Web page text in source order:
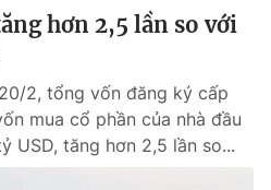
hơn 2,5 lần so với
2, tổng vốn đăng ký cấp
mua cổ phần của nhà đầu
USD, tăng hơn 2,5 lần so...